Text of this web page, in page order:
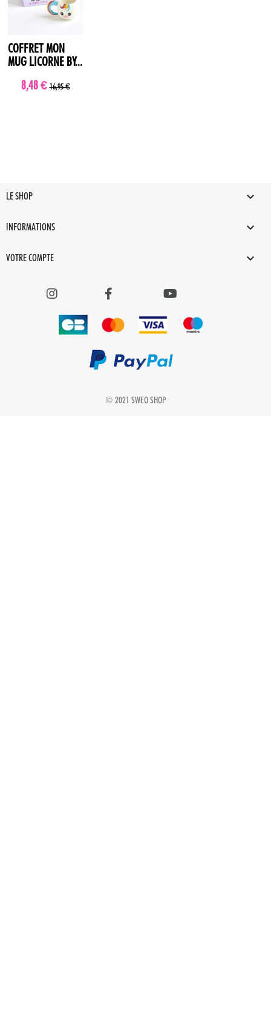
COFFRET MON
MUG LICORNE BY...
8,48 € 16,95 €
LE SHOP 
INFORMATIONS 
VOTRE COMPTE 
© 2021 SWEO SHOP